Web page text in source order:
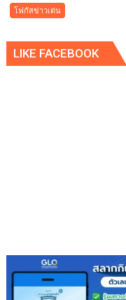
โฟกัสข่าวเด่น
LIKE FACEBOOK